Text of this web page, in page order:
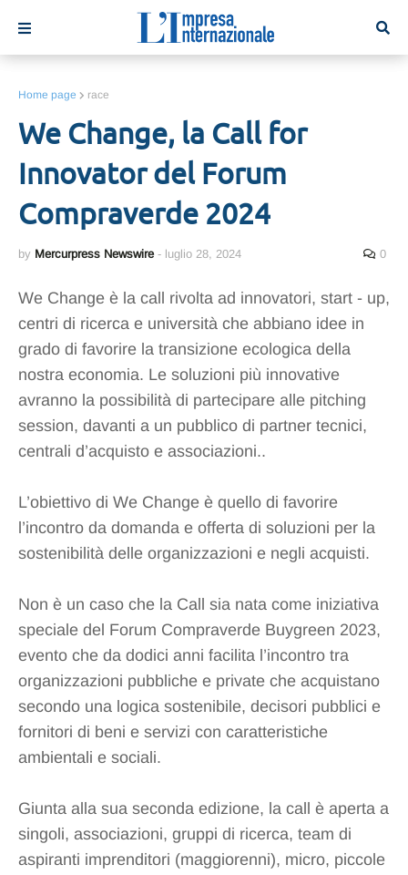
Home page race
We Change, la Call for
Innovator del Forum
Compraverde 2024
by Mercurpress Newswire - luglio 28, 2024 0
We Change è la call rivolta ad innovatori, start - up,
centri di ricerca e università che abbiano idee in
grado di favorire la transizione ecologica della
nostra economia. Le soluzioni più innovative
avranno la possibilità di partecipare alle pitching
session, davanti a un pubblico di partner tecnici,
centrali d’acquisto e associazioni..
L’obiettivo di We Change è quello di favorire
l’incontro da domanda e offerta di soluzioni per la
sostenibilità delle organizzazioni e negli acquisti.
Non è un caso che la Call sia nata come iniziativa
speciale del Forum Compraverde Buygreen 2023,
evento che da dodici anni facilita l’incontro tra
organizzazioni pubbliche e private che acquistano
secondo una logica sostenibile, decisori pubblici e
fornitori di beni e servizi con caratteristiche
ambientali e sociali.
Giunta alla sua seconda edizione, la call è aperta a
singoli, associazioni, gruppi di ricerca, team di
aspiranti imprenditori (maggiorenni), micro, piccole